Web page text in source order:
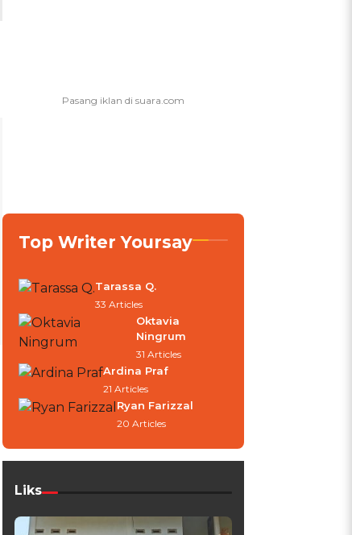
Top Writer Yoursay
Tarassa Q.
33 Articles
Oktavia
Ningrum
31 Articles
Ardina Praf
21 Articles
Ryan Farizzal
20 Articles
Liks